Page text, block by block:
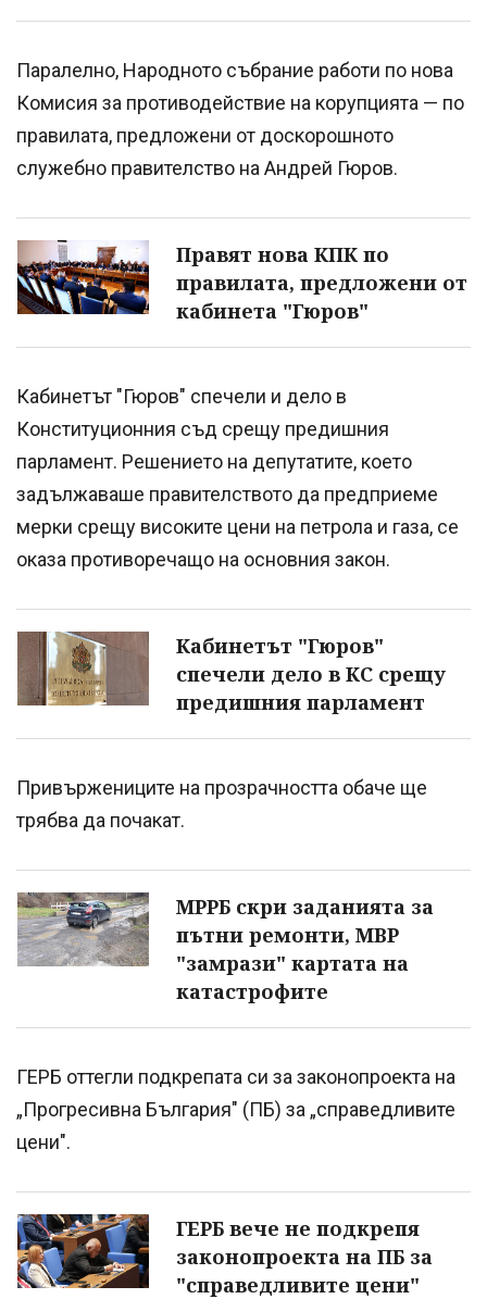
Паралелно, Народното събрание работи по нова
Комисия за противодействие на корупцията — по
правилата, предложени от доскорошното
служебно правителство на Андрей Гюров.
Правят нова КПК по
правилата, предложени от
кабинета "Гюров"
Кабинетът "Гюров" спечели и дело в
Конституционния съд срещу предишния
парламент. Решението на депутатите, което
задължаваше правителството да предприеме
мерки срещу високите цени на петрола и газа, се
оказа противоречащо на основния закон.
Кабинетът "Гюров"
спечели дело в КС срещу
предишния парламент
Привържениците на прозрачността обаче ще
трябва да почакат.
МРРБ скри заданията за
пътни ремонти, МВР
"замрази" картата на
катастрофите
ГЕРБ оттегли подкрепата си за законопроекта на
„Прогресивна България" (ПБ) за „справедливите
цени".
ГЕРБ вече не подкрепя
законопроекта на ПБ за
"справедливите цени"